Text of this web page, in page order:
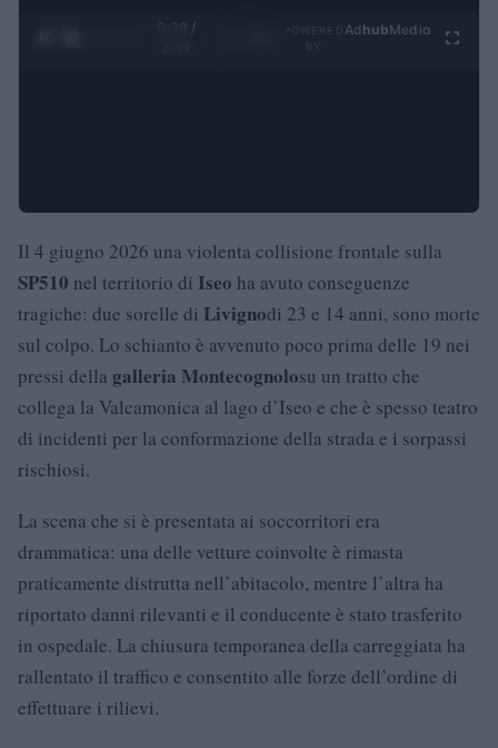
0:29 /
Ad hubMedia
Il 4 giugno 2026 una violenta collisione frontale sulla
SP510 nel territorio di Iseo ha avuto conseguenze
tragiche: due sorelle di Livignodi 23 e 14 anni, sono morte
sul colpo. Lo schianto è avvenuto poco prima delle 19 nei
pressi della galleria Montecognolosu un tratto che
collega la Valcamonica al lago d’Iseo e che è spesso teatro
di incidenti per la conformazione della strada e i sorpassi
rischiosi.
La scena che si è presentata ai soccorritori era
drammatica: una delle vetture coinvolte è rimasta
praticamente distrutta nell’abitacolo, mentre l’altra ha
riportato danni rilevanti e il conducente è stato trasferito
in ospedale. La chiusura temporanea della carreggiata ha
rallentato il traffico e consentito alle forze dell’ordine di
effettuare i rilievi.